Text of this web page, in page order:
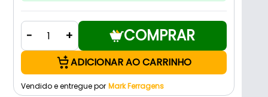
- + COMPRAR
ADICIONAR AO CARRINHO
Vendido e entregue por Mark Ferragens